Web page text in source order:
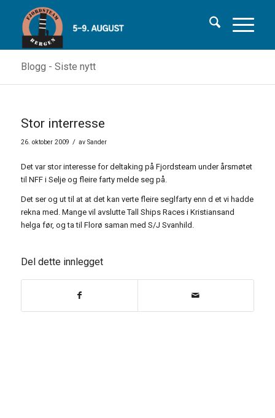
Blogg - Siste nytt
Stor interresse
26. oktober 2009 / av Sander
Det var stor interesse for deltaking på Fjordsteam under årsmøtet
til NFF i Selje og fleire farty melde seg på.
Det ser og ut til at at det kan verte fleire seglfarty enn d et vi hadde
rekna med. Mange vil avslutte Tall Ships Races i Kristiansand
helga før, og ta til Florø saman med S/J Svanhild.
Del dette innlegget